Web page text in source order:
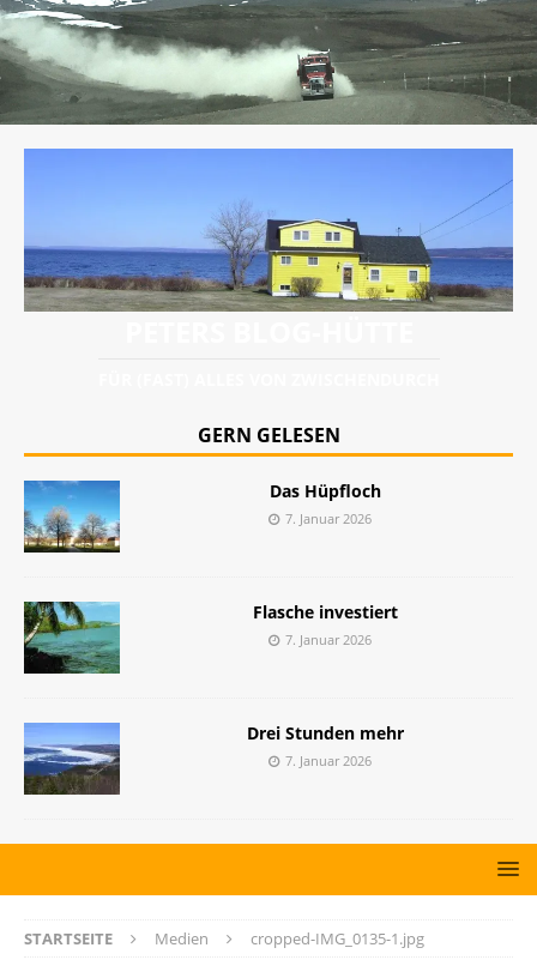
GERN GELESEN
Das Hüpfloch
7. Januar 2026
Flasche investiert
7. Januar 2026
Drei Stunden mehr
7. Januar 2026
STARTSEITE Medien cropped-IMG_0135-1.jpg